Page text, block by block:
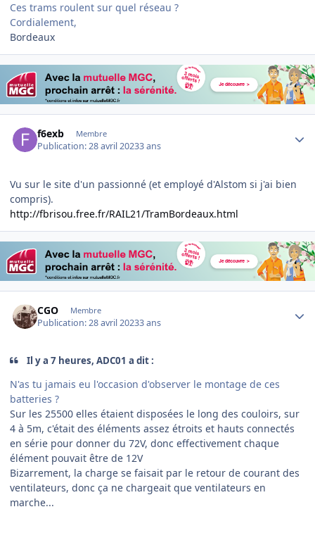
Ces trams roulent sur quel réseau ?
Cordialement,
Bordeaux
f6exb Membre
Publication:28 avril 20233 ans
Vu sur le site d'un passionné (et employé d'Alstom si j'ai bien
compris).
http://fbrisou.free.fr/RAIL21/TramBordeaux.html
CGO Membre
Publication:28 avril 20233 ans
Il y a 7 heures, ADC01 a dit :
N'as tu jamais eu l'occasion d'observer le montage de ces
batteries ?
Sur les 25500 elles étaient disposées le long des couloirs, sur
4 à 5m, c'était des éléments assez étroits et hauts connectés
en série pour donner du 72V, donc effectivement chaque
élément pouvait être de 12V
Bizarrement, la charge se faisait par le retour de courant des
ventilateurs, donc ça ne chargeait que ventilateurs en
marche...